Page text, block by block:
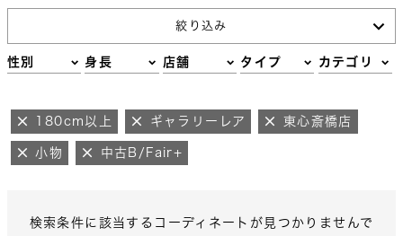
絞り込み
性別 身長 店舗 タイプ カテゴリ
180cm以上 ギャラリーレア 東心斎橋店
小物 中古B/Fair+
検索条件に該当するコーディネートが見つかりませんで